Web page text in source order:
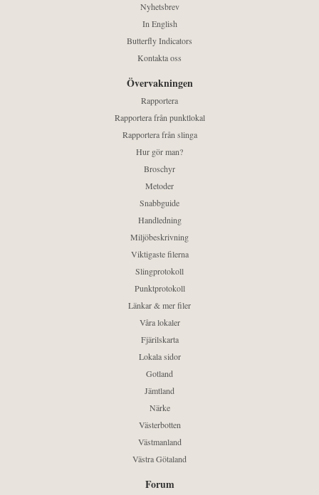
Nyhetsbrev
In English
Butterfly Indicators
Kontakta oss
Övervakningen
Rapportera
Rapportera från punktlokal
Rapportera från slinga
Hur gör man?
Broschyr
Metoder
Snabbguide
Handledning
Miljöbeskrivning
Viktigaste filerna
Slingprotokoll
Punktprotokoll
Länkar & mer filer
Våra lokaler
Fjärilskarta
Lokala sidor
Gotland
Jämtland
Närke
Västerbotten
Västmanland
Västra Götaland
Forum